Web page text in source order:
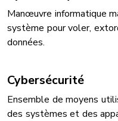
Manœuvre informatique
système pour voler,
données.
Cybersécurité
Ensemble de moyens
des systèmes et des